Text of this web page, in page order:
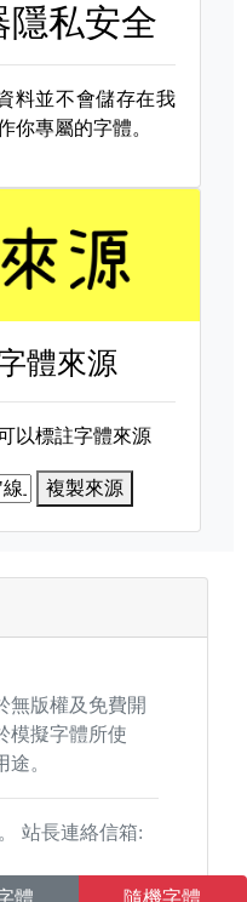
隱私安全
料並不會儲存在我
你專屬的字體。
體來源
以標註字體來源
複製來源
無版權及免費開
模擬字體所使
。
站長連絡信箱:
體 隨機字體